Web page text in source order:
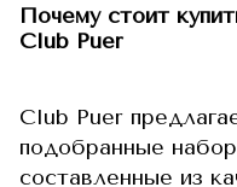
Почему стоит
Club Puer
Club Puer
подобранные
составленные из